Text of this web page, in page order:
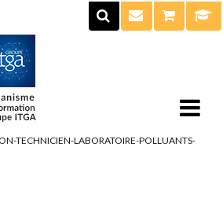
TECHNICIEN-LABORATOIRE-POLLUANTS-